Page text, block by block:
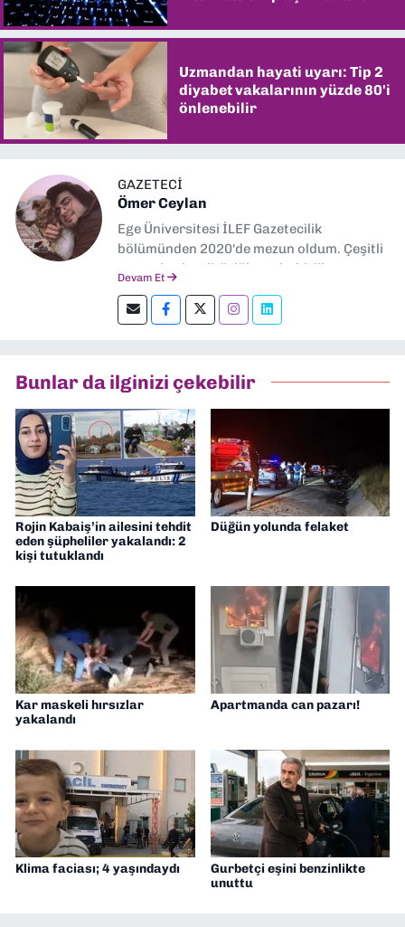
Uzmandan hayati uyarı: Tip 2
diyabet vakalarının yüzde 80'i
önlenebilir
GAZETECİ
Ömer Ceylan
Ege Üniversitesi İLEF Gazetecilik
bölümünden 2020'de mezun oldum. Çeşitli
gazetelerde editörlük, muhabirlik yaptım.
editörlük yapıyorum.
Devam Et
Bunlar da ilginizi çekebilir
Rojin Kabaiş’in ailesini tehdit
eden şüpheliler yakalandı: 2
kişi tutuklandı
Düğün yolunda felaket
Kar maskeli hırsızlar
yakalandı
Apartmanda can pazarı!
Klima faciası; 4 yaşındaydı
Gurbetçi eşini benzinlikte
unuttu